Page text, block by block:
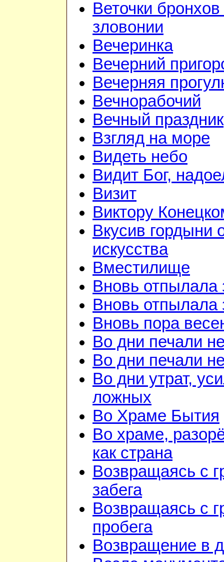
Веточки
зловонии
Вечеринка
Вечерний
Вечерняя
Вечнорабочий
Вечный праздник
Взгляд на море
Видеть небо
Видит Бог,
Визит
Виктору
Вкусив гордыни
искусства
Вместилище
Вновь отпылала
Вновь отпылала
Вновь пора
Во дни печали
Во дни печали
Во дни утрат,
ложных
Во Храме Бытия
Во храме,
как страна
Возвращаясь с
забега
Возвращаясь с
пробега
Возвращение в